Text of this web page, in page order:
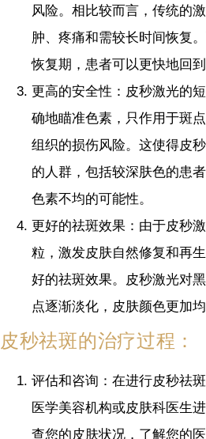
风险。相比较而言，传统的
肿、疼痛和需较长时间恢复
恢复期，患者可以更快地回到
更高的安全性：皮秒激光的
确地瞄准色素，只作用于斑
组织的损伤风险。这使得皮
的人群，包括较深肤色的患
色素不均的可能性。
更好的祛斑效果：由于皮秒
粒，激发皮肤自然修复和再
好的祛斑效果。皮秒激光对
点逐渐淡化，皮肤颜色更加均
皮秒祛斑的治疗过程：
评估和咨询：在进行皮秒祛
医学美容机构或皮肤科医生
查您的皮肤状况，了解您的